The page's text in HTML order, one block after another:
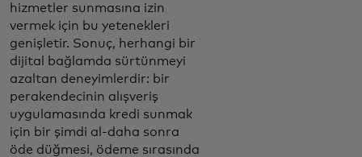
hizmetler sunmasına izin
vermek için bu yetenekleri
genişletir. Sonuç, herhangi bir
dijital bağlamda sürtünmeyi
azaltan deneyimlerdir: bir
perakendecinin alışveriş
uygulamasında kredi sunmak
için bir şimdi al-daha sonra
öde düğmesi, ödeme sırasında